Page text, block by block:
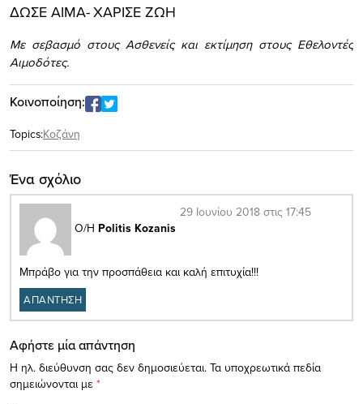
ΔΩΣΕ ΑΙΜΑ-ΧΑΡΙΣΕ ΖΩΗ
Με σεβασμό στους Ασθενείς και εκτίμηση στους Εθελοντές
Αιμοδότες.
Κοινοποίηση:
Topics:Κοζάνη
Ένα σχόλιο
Ο/Η Politis Kozanis
29 Ιουνίου 2018 στις 17:45
Μπράβο για την προσπάθεια και καλή επιτυχία!!!
ΑΠΑΝΤΗΣΗ
Αφήστε μία απάντηση
Η ηλ. διεύθυνση σας δεν δημοσιεύεται. Τα υποχρεωτικά πεδία
σημειώνονται με *